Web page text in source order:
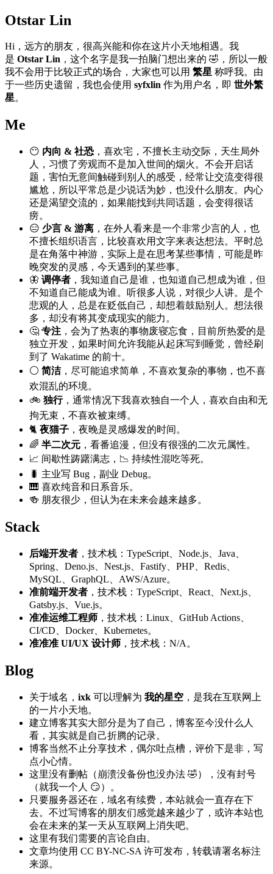
Otstar Lin
Hi，远方的朋友，很高兴能和你在这片小天地相遇。我
是 Otstar Lin ，这个名字是我一拍脑门想出来的 🤣，所以一般
我不会用于比较正式的场合，大家也可以用 繁星 称呼我。由
于一些历史遗留，我也会使用 syfxlin 作为用户名，即 世外繁
星。
Me
😶 内向 & 社恐 ，喜欢宅，不擅长主动交际，天生局外
人，习惯了旁观而不是加入世间的烟火。不会开启话
题，害怕无意间触碰到别人的感受，经常让交流变得很
尴尬，所以平常总是少说话为妙，也没什么朋友。内心
还是渴望交流的，如果能找到共同话题，会变得很话
痨。
😑 少言 & 游离 ，在外人看来是一个非常少言的人，也
不擅长组织语言，比较喜欢用文字来表达想法。平时总
是在角落中神游，实际上是在思考某些事情，可能是昨
晚突发的灵感，今天遇到的某些事。
🦋 调停者 ，我知道自己是谁，也知道自己想成为谁，但
不知道自己能成为谁。听很多人说，对很少人讲。是个
悲观的人，总是在贬低自己，却想着鼓励别人。想法很
多，却没有将其变成现实的能力。
🤔 专注 ，会为了热衷的事物废寝忘食，目前所热爱的是
独立开发，如果时间允许我能从起床写到睡觉，曾经刷
到了 Wakatime 的前十。
⚪ 简洁，尽可能追求简单，不喜欢复杂的事物，也不喜
欢混乱的环境。
🚲 独行，通常情况下我喜欢独自一个人，喜欢自由和无
拘无束，不喜欢被束缚。
🐈 夜猫子 ，夜晚是灵感爆发的时间。
🌈 半二次元 ，看番追漫，但没有很强的二次元属性。
📈 间歇性踌躇满志，📉 持续性混吃等死。
🐛 主业写 Bug，副业 Debug。
🎹 喜欢纯音和日系音乐。
🍻 朋友很少，但认为在未来会越来越多。
Stack
后端开发者 ，技术栈：TypeScript、Node.js、Java、
Spring、Deno.js、Nest.js、Fastify、PHP、Redis、
MySQL、GraphQL、AWS/Azure。
准前端开发者 ，技术栈：TypeScript、React、Next.js、
Gatsby.js、Vue.js。
准准运维工程师 ，技术栈：Linux、GitHub Actions、
CI/CD、Docker、Kubernetes。
准准准 UI/UX 设计师 ，技术栈：N/A。
Blog
关于域名， ixk 可以理解为 我的星空 ，是我在互联网上
的一片小天地。
建立博客其实大部分是为了自己，博客至今没什么人
看，其实就是自己折腾的记录。
博客当然不止分享技术，偶尔吐点槽，评价下是非，写
点小心情。
这里没有删帖（崩溃没备份也没办法 🤣），没有封号
（就我一个人 😏）。
只要服务器还在，域名有续费，本站就会一直存在下
去。不过写博客的朋友们感觉越来越少了，或许本站也
会在未来的某一天从互联网上消失吧。
这里有我们需要的言论自由。
文章均使用 CC BY-NC-SA 许可发布，转载请署名标注
来源。